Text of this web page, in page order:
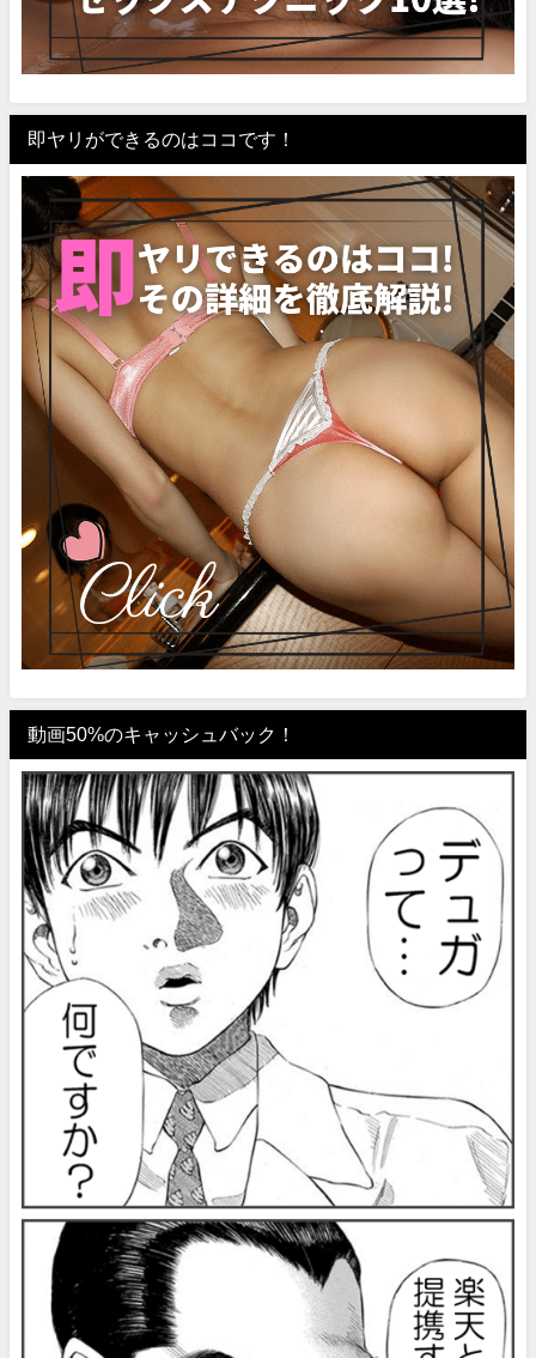
即ヤリができるのはココです！
動画50%のキャッシュバック！